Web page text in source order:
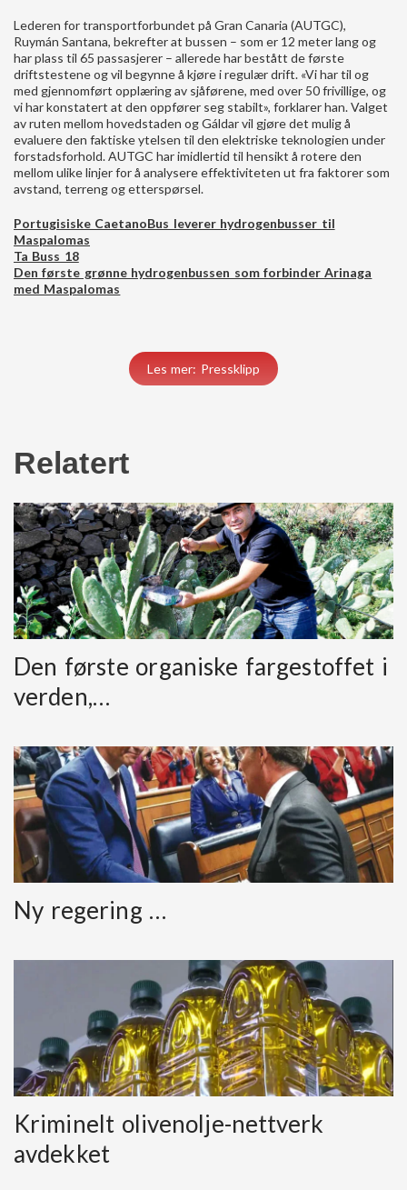
Lederen for transportforbundet på Gran Canaria (AUTGC),
Ruymán Santana, bekrefter at bussen – som er 12 meter lang og
har plass til 65 passasjerer – allerede har bestått de første
driftstestene og vil begynne å kjøre i regulær drift. «Vi har til og
med gjennomført opplæring av sjåførene, med over 50 frivillige, og
vi har konstatert at den oppfører seg stabilt», forklarer han. Valget
av ruten mellom hovedstaden og Gáldar vil gjøre det mulig å
evaluere den faktiske ytelsen til den elektriske teknologien under
forstadsforhold. AUTGC har imidlertid til hensikt å rotere den
mellom ulike linjer for å analysere effektiviteten ut fra faktorer som
avstand, terreng og etterspørsel.
Portugisiske CaetanoBus leverer hydrogenbusser til
Maspalomas
Ta Buss 18
Den første grønne hydrogenbussen som forbinder Arinaga
med Maspalomas
Les mer: Pressklipp
Relatert
Den første organiske fargestoffet i
verden,…
Ny regering …
Kriminelt olivenolje-nettverk
avdekket